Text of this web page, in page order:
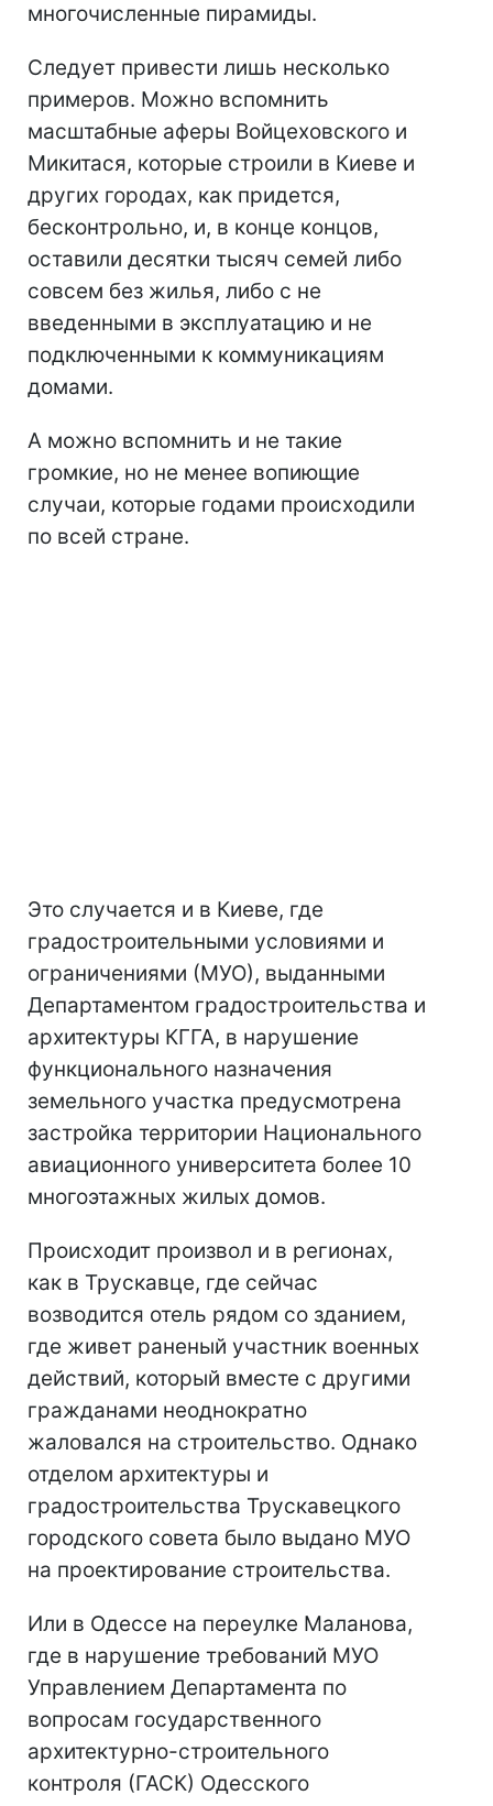
многочисленные пирамиды.
Следует привести лишь несколько
примеров. Можно вспомнить
масштабные аферы Войцеховского и
Микитася, которые строили в Киеве и
других городах, как придется,
бесконтрольно, и, в конце концов,
оставили десятки тысяч семей либо
совсем без жилья, либо с не
введенными в эксплуатацию и не
подключенными к коммуникациям
домами.
А можно вспомнить и не такие
громкие, но не менее вопиющие
случаи, которые годами происходили
по всей стране.
Это случается и в Киеве, где
градостроительными условиями и
ограничениями (МУО), выданными
Департаментом градостроительства и
архитектуры КГГА, в нарушение
функционального назначения
земельного участка предусмотрена
застройка территории Национального
авиационного университета более 10
многоэтажных жилых домов.
Происходит произвол и в регионах,
как в Трускавце, где сейчас
возводится отель рядом со зданием,
где живет раненый участник военных
действий, который вместе с другими
гражданами неоднократно
жаловался на строительство. Однако
отделом архитектуры и
градостроительства Трускавецкого
городского совета было выдано МУО
на проектирование строительства.
Или в Одессе на переулке Маланова,
где в нарушение требований МУО
Управлением Департамента по
вопросам государственного
архитектурно-строительного
контроля (ГАСК) Одесского